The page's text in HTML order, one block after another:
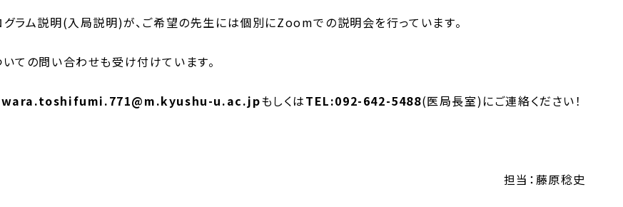
ラム説明(入局説明)が、ご希望の先生には個別にZoomでの説明会を行っています。
ての問い合わせも受け付けています。
u.ac.jpもしくはTEL:092-642-5488(医局長室)にご連絡ください！
担当：藤原稔史